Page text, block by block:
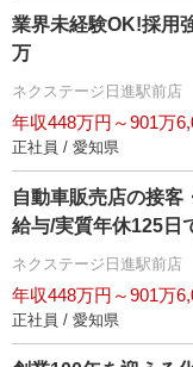
業界未経験OK!採用
万
ネクステージ日進駅前店
年収448万円～901万
正社員 / 愛知県
自動車販売店の接客
給与/実質年休125日
ネクステージ日進駅前店
年収448万円～901万
正社員 / 愛知県